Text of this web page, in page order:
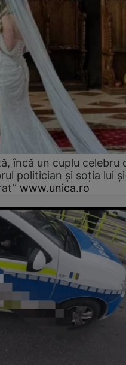
încă un cuplu celebru
politician și soția lui
www.unica.ro